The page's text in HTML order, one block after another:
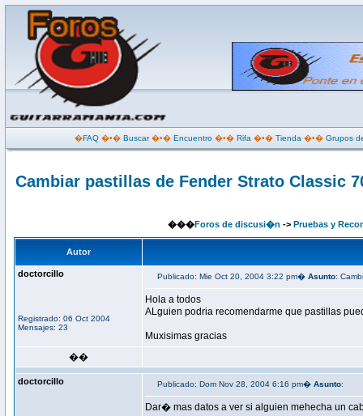
�FAQ�•� Buscar�•� Encuentro�•� Rifa �•� Tienda �•� Grupos
Cambiar pastillas de Fender Strato Classic
���Foros de discusi�n -> Pruebas y
Autor
doctorcillo
Registrado: 06 Oct 2004
Mensajes: 23
Publicado: Mie Oct 20, 2004 3:22 pm� Asunto:
Hola a todos
ALguien podria recomendarme que pastillas
Muxisimas gracias
��
doctorcillo Publicado: Dom Nov 28, 2004 6:16 pm� Asunto:
Dar� mas datos a ver si alguien mehecha un